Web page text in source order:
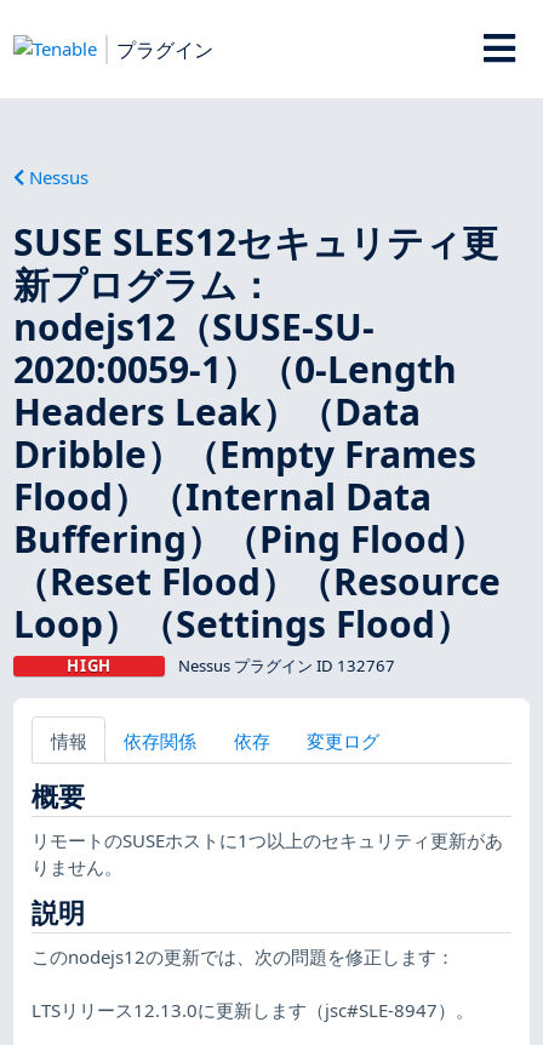
プラグイン
Nessus
SUSE SLES12セキュリティ更
新プログラム：
nodejs12（SUSE-SU-
2020:0059-1）（0-Length
Headers Leak）（Data
Dribble）（Empty Frames
Flood）（Internal Data
Buffering）（Ping Flood）
（Reset Flood）（Resource
Loop）（Settings Flood）
HIGH Nessus プラグイン ID 132767
情報 依存関係 依存 変更ログ
概要
リモートのSUSEホストに1つ以上のセキュリティ更新があ
りません。
説明
このnodejs12の更新では、次の問題を修正します：
LTSリリース12.13.0に更新します（jsc#SLE-8947）。